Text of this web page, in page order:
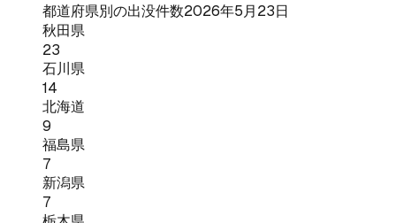
都道府県別の出没件数2026年5月23日
秋田県
23
石川県
14
北海道
9
福島県
7
新潟県
7